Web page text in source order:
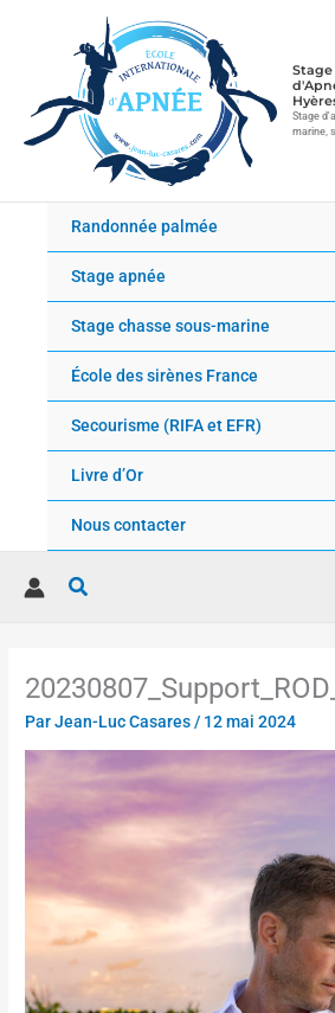
Stage
Stage
marine,
Randonnée palmée
Stage apnée
Stage chasse sous-marine
École des sirènes France
Secourisme (RIFA et EFR)
Livre d’Or
Nous contacter
Rechercher
ParJean-Luc Casares/ 12 mai 2024